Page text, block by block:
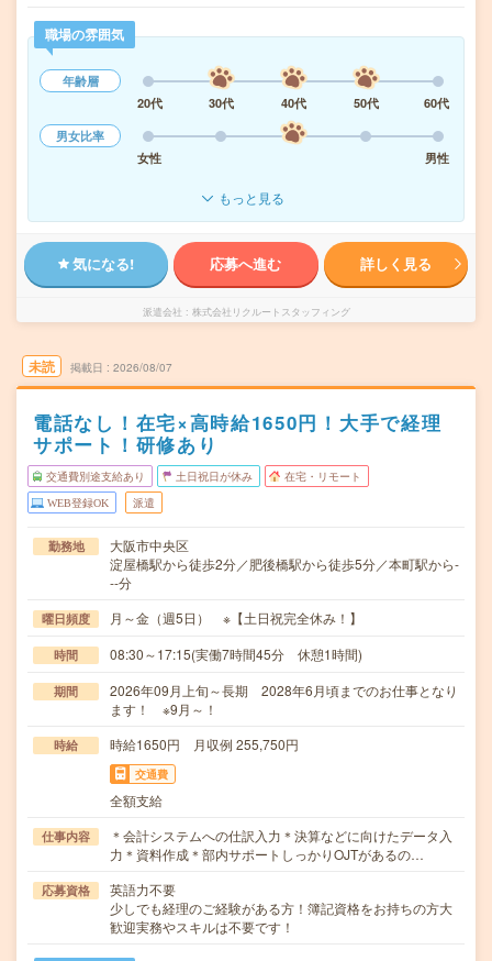
職場の雰囲気
年齢層
20代
30代 40代 50代
60代
男女比率
女性
男性
もっと見る
気になる! 応募へ進む 詳しく見る
派遣会社 株式会社リクルートスタッフィング
未読 掲載日 2026/08/07
電話なし！在宅×高時給1650円！大手で経理
サポート！研修あり
交通費別途支給あり 土日祝日が休み 在宅・リモート
WEB登録OK 派遣
勤務地
大阪市中央区
淀屋橋駅から徒歩2分／肥後橋駅から徒歩5分／本町駅から-
--分
曜日頻度 月～金（週5日） ※【土日祝完全休み！】
時間 08:30～17:15(実働7時間45分 休憩1時間)
期間
2026年09月上旬～長期 2028年6月頃までのお仕事となり
ます！ ※9月～！
時給 時給1650円 月収例 255,750円
交通費
全額支給
仕事内容
＊会計システムへの仕訳入力＊決算などに向けたデータ入
力＊資料作成＊部内サポートしっかりOJTがあるの…
応募資格
英語力不要
少しでも経理のご経験がある方！簿記資格をお持ちの方大
歓迎実務やスキルは不要です！